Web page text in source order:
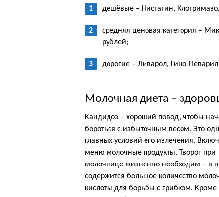
дешёвые – Нистатин,
средняя ценовая категория –
рублей;
дорогие – Ливарол, Гино-
Молочная диета –
Кандидоз – хороший повод, чтобы
бороться с избыточным весом. Это
главных условий его излечения.
меню молочные продукты. Творог при
молочнице жизненно необходим – в
содержится большое количество
кислоты для борьбы с грибком. Кроме